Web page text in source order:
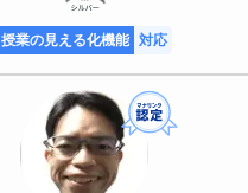
授業の見える化機能 対応